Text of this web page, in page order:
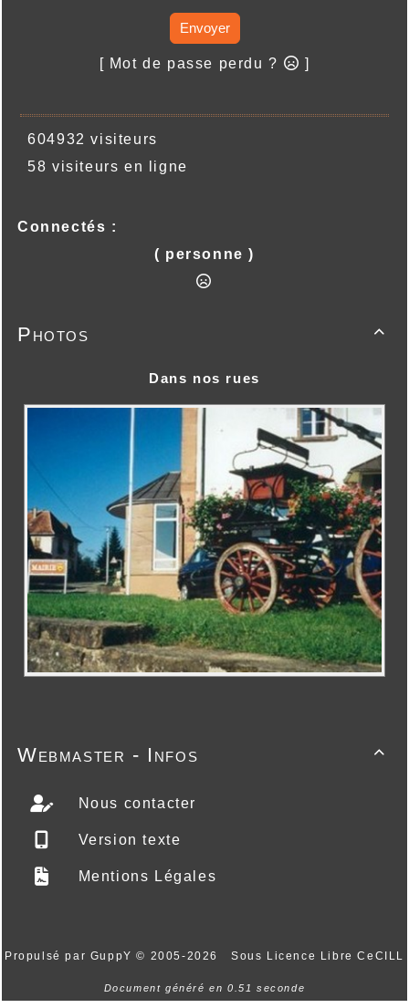
Envoyer
[ Mot de passe perdu ? ]
604932 visiteurs
58 visiteurs en ligne
Connectés :
( personne )

Photos
Dans nos rues

Webmaster - Infos
Nous contacter
Version texte
Mentions Légales
Propulsé par GuppY© 2005-2026 Sous Licence Libre CeCILL
Document généré en 0.51 seconde